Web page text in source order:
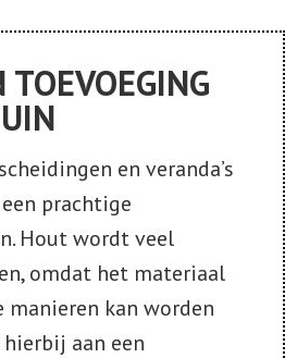
TOEVOEGING
en veranda’s
prachtige
Hout wordt veel
omdat het materiaal
manieren kan worden
aan een